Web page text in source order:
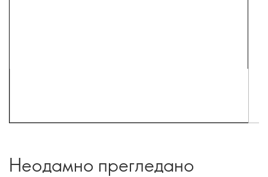
Неодамно прегледано